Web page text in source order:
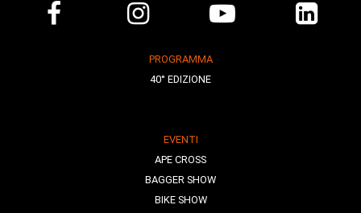
PROGRAMMA
40° EDIZIONE
EVENTI
APE CROSS
BAGGER SHOW
BIKE SHOW